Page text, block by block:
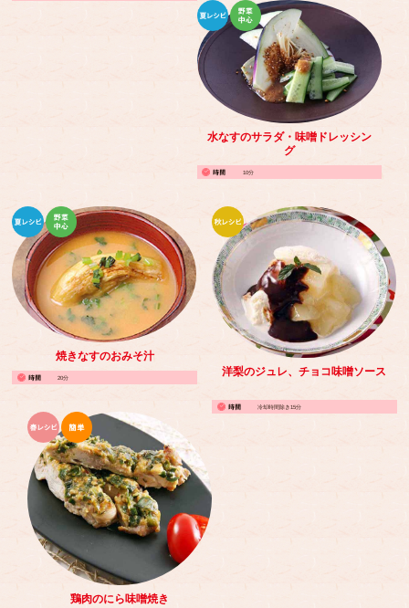
水なすのサラダ・味噌ドレッシン
グ
10分
洋梨のジュレ、チョコ味噌ソース
冷却時間除き15分
焼きなすのおみそ汁
20分
鶏肉のにら味噌焼き